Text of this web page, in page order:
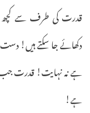
قدرت کی طرف سے کچھ
دکھائے جا سکتے ہیں!
ہے نہ نہایت! قدرت جب
ہے!